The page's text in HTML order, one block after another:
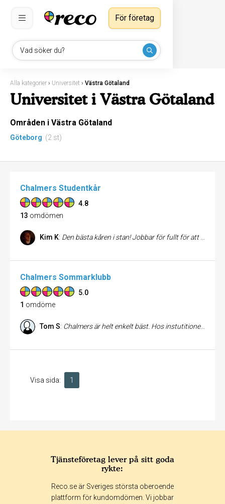
Vad söker du?
För företag
Alla kategorier › Universitet › Västra Götaland
Universitet i Västra Götaland
Områden i Västra Götaland
Göteborg (2 st)
Chalmers Studentkår
4.8
13 omdömen
Kim K: Den bästa kåren i stan! Jobbar för fullt för att det ska bli så bra som möjligt för de studenter som finns på Chalmers. Att kunna erbjuda sina medlemmar saker som bastu, pool, fester och mycket mycket mer, något som uppskattas utav medlemmarna i kåren. Med allt detta som Chalmers Studentkår gör för medlemmarna gör att det blir en roligare tid att studera på Chalmers och att man orkar ge det lilla extra när man vet att man sedan kan få göra annat på fritiden med skolkamraterna!
Chalmers Sommarklubb
5.0
1 omdöme
Tom S: Chalmers är helt enkelt bäst. Hos instutitionen för data & informat får chalmeristen information och får det otroliga nöjet att stöta på data folk som oftast kan hittas springandes utanför. Vi älskar, vi älskar data.
Visa sida: 1
Tjänsteföretag lever på sitt goda
rykte:
Reco.se är Sveriges största oberoende
plattform för kundomdömen. Vi jobbar